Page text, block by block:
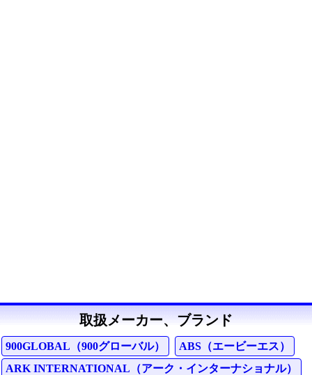
取扱メーカー、ブランド
900GLOBAL（900グローバル）
ABS（エービーエス）
ARK INTERNATIONAL（アーク・インターナショナル）